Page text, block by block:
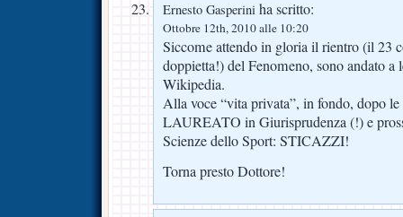
Ernesto Gasperini ha scritto:
Ottobre 12th, 2010 alle 10:20
Siccome attendo in gloria il rientro (il 23
doppietta!) del Fenomeno, sono andato
Wikipedia.
Alla voce “vita privata”, in fondo, dopo
LAUREATO in Giurisprudenza (!) e
Scienze dello Sport: STICAZZI!
Torna presto Dottore!